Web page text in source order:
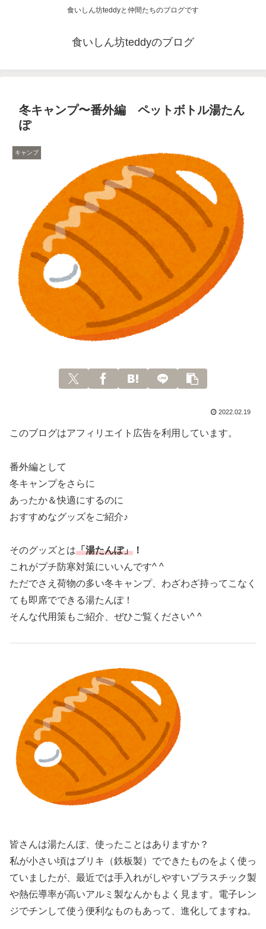
食いしん坊teddyと仲間たちのブログです
食いしん坊teddyのブログ
冬キャンプ〜番外編 ペットボトル湯たん
ぽ
キャンプ
2022.02.19
このブログはアフィリエイト広告を利用しています。
番外編として
冬キャンプをさらに
あったか＆快適にするのに
おすすめなグッズをご紹介♪
そのグッズとは「湯たんぽ」 ！
これがプチ防寒対策にいいんです^ ^
ただでさえ荷物の多い冬キャンプ、わざわざ持ってこなく
ても即席でできる湯たんぽ！
そんな代用策もご紹介、ぜひご覧ください^ ^
皆さんは湯たんぽ、使ったことはありますか？
私が小さい頃はブリキ（鉄板製）でできたものをよく使っ
ていましたが、最近では手入れがしやすいプラスチック製
や熱伝導率が高いアルミ製なんかもよく見ます。電子レン
ジでチンして使う便利なものもあって、進化してますね。